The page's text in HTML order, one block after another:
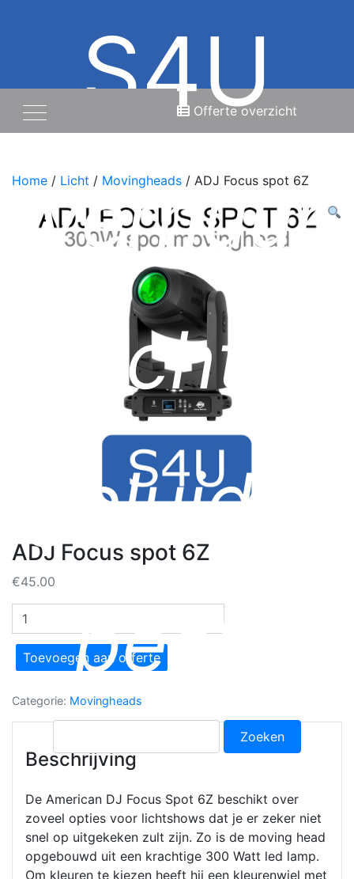
S4U
Verhuur
licht,
geluid &
beeld
naar:
Offerte overzicht
Home / Licht / Movingheads / ADJ Focus spot 6Z
ADJ Focus spot 6Z
€45.00
ADJ
Focus
spot
6Z
Toevoegen aan offerte
Categorie: Movingheads
Beschrijving
De American DJ Focus Spot 6Z beschikt over
zoveel opties voor lichtshows dat je er zeker niet
snel op uitgekeken zult zijn. Zo is de moving head
opgebouwd uit een krachtige 300 Watt led lamp.
Om kleuren te kiezen heeft hij een kleurenwiel met